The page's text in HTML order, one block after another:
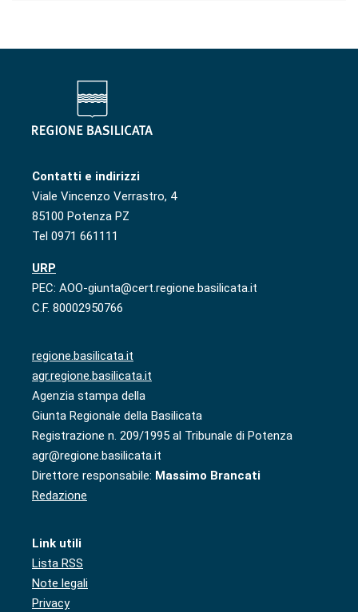
Contatti e indirizzi
Viale Vincenzo Verrastro, 4
85100 Potenza PZ
Tel 0971 661111
URP
PEC: AOO-giunta@cert.regione.basilicata.it
C.F. 80002950766
regione.basilicata.it
agr.regione.basilicata.it
Agenzia stampa della
Giunta Regionale della Basilicata
Registrazione n. 209/1995 al Tribunale di Potenza
agr@regione.basilicata.it
Direttore responsabile: Massimo Brancati
Redazione
Link utili
Lista RSS
Note legali
Privacy